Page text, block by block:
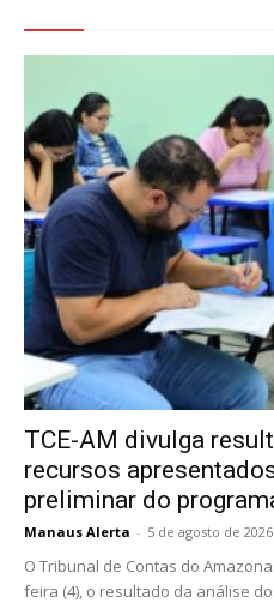
TCE-AM divulga
recursos
preliminar do
Manaus Alerta - 5 de agosto de 2026
O Tribunal de Contas do
feira (4), o resultado da análise